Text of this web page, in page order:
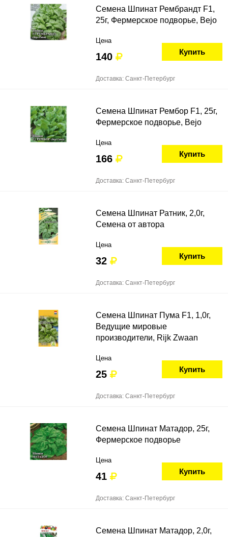
Семена Шпинат Рембрандт F1,
25г, Фермерское подворье, Bejo
Цена
140 Купить
Доставка: Санкт-Петербург
Семена Шпинат Рембор F1, 25г,
Фермерское подворье, Bejo
Цена
166 Купить
Доставка: Санкт-Петербург
Семена Шпинат Ратник, 2,0г,
Семена от автора
Цена
32 Купить
Доставка: Санкт-Петербург
Семена Шпинат Пума F1, 1,0г,
Ведущие мировые
производители, Rijk Zwaan
Цена
25 Купить
Доставка: Санкт-Петербург
Семена Шпинат Матадор, 25г,
Фермерское подворье
Цена
41 Купить
Доставка: Санкт-Петербург
Семена Шпинат Матадор, 2,0г,